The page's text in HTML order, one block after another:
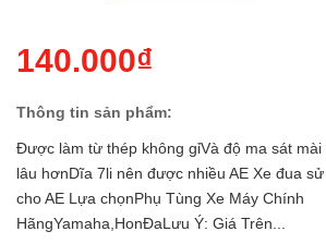
140.000₫
Thông tin sản phẩm:
Được làm từ thép không gỉVà độ ma sát
lâu hơnDĩa 7li nên được nhiều AE Xe đua
cho AE Lựa chọnPhụ Tùng Xe Máy Chính
HãngYamaha,HonĐaLưu Ý: Giá Trên...